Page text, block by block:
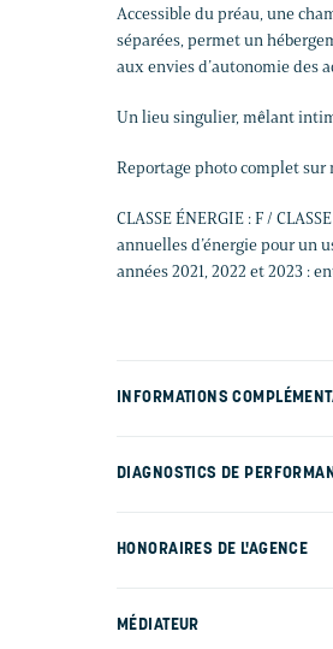
Accessible du préau, une
séparées, permet un
aux envies d’autonomie des
Un lieu singulier, mêlant
Reportage photo complet
CLASSE ÉNERGIE : F /
annuelles d’énergie pour un
années 2021, 2022 et 2023 :
INFORMATIONS
DIAGNOSTICS DE
HONORAIRES DE L'AGENCE
MÉDIATEUR